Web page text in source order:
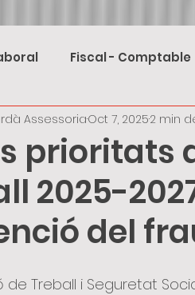
Fiscal - Comptable
prioritats
2025-
del
AssessoriaOct 7, 20252 min
de Treball i Seguretat